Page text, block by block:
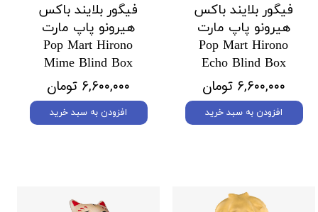
فیگور بلایند باکس
هیرونو پاپ مارت
Pop Mart Hirono
Echo Blind Box
۶,۶۰۰,۰۰۰ تومان
افزودن به سبد خرید
فیگور بلایند باکس
هیرونو پاپ مارت
Pop Mart Hirono
Mime Blind Box
۶,۶۰۰,۰۰۰ تومان
افزودن به سبد خرید